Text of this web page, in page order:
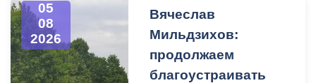
05
08
2026
Вячеслав
Мильдзихов:
продолжаем
благоустраивать